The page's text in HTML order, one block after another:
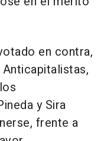
en contra,
y Sira
frente a